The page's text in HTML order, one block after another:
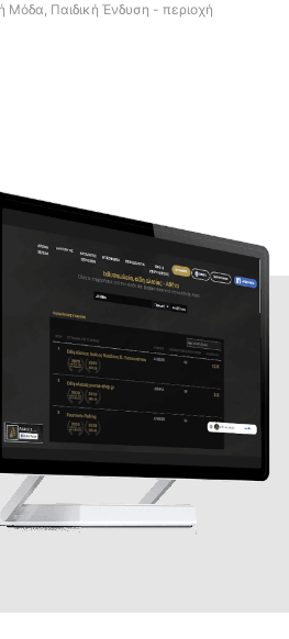
Μόδα, Παιδική Ένδυση - περιοχή